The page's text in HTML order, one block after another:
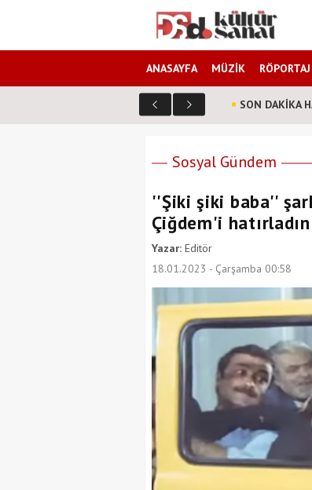
ANASAYFA MÜZİK RÖPORTAJ
SON DAKİKA
müzik grubu Vivanz Eden aynı sahnede mi buluşuyor?
Sosyal Gündem
''Şiki şiki baba''
Çiğdem'i
Yazar:Editör
18.01.2023 - Çarşamba 00:58